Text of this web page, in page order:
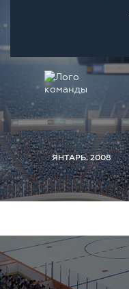
ЯНТАРЬ. 2008